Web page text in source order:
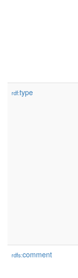
rdf:type
rdfs:comment